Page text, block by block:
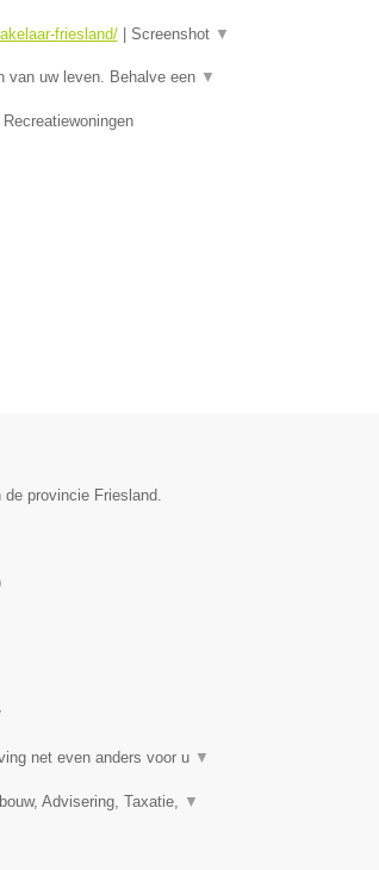
friesland/| Screenshot ▼
van uw leven. Behalve een ▼
provincie Friesland.
net even anders voor u ▼
Advisering, Taxatie, ▼